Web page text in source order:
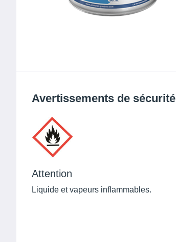
Avertissements de sécurité
Attention
Liquide et vapeurs inflammables.